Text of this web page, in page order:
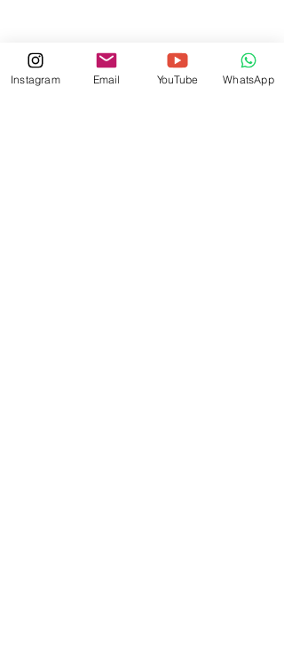
Instagram Email YouTube WhatsApp